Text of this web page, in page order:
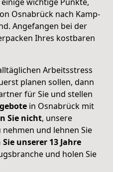
Osnabrück nach Kamp-
Angefangen bei der
Ihres kostbaren
Arbeitsstress
planen sollen, dann
für Sie und stellen
in Osnabrück mit
Sie nicht, unsere
und lehnen Sie
unserer 13 Jahre
und holen Sie